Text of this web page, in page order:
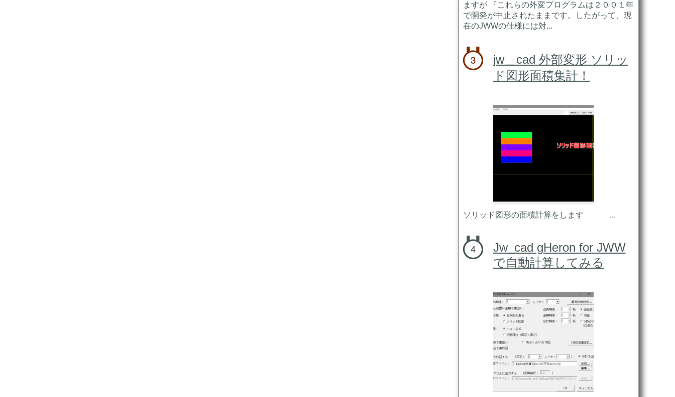
ますが 『これらの外変プログラムは２００１年
で開発が中止されたままです。したがって、現
在のJWWの仕様には対...
jw＿cad 外部変形 ソリッ
ド図形面積集計！
ソリッド図形の面積計算をします ...
Jw_cad gHeron for JWW
で自動計算してみる